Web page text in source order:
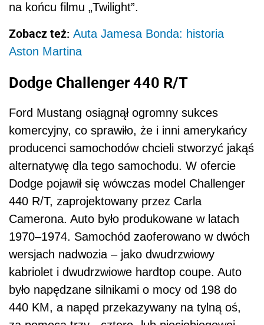
na końcu filmu „Twilight”.
Zobacz też: Auta Jamesa Bonda: historia
Aston Martina
Dodge Challenger 440 R/T
Ford Mustang osiągnął ogromny sukces
komercyjny, co sprawiło, że i inni amerykańcy
producenci samochodów chcieli stworzyć jakąś
alternatywę dla tego samochodu. W ofercie
Dodge pojawił się wówczas model Challenger
440 R/T, zaprojektowany przez Carla
Camerona. Auto było produkowane w latach
1970–1974. Samochód zaoferowano w dwóch
wersjach nadwozia – jako dwudrzwiowy
kabriolet i dwudrzwiowe hardtop coupe. Auto
było napędzane silnikami o mocy od 198 do
440 KM, a napęd przekazywany na tylną oś,